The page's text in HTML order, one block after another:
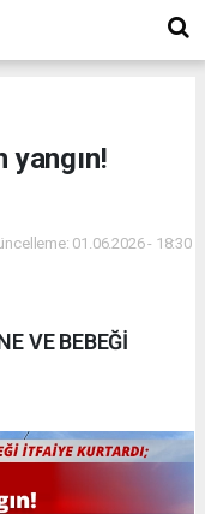
yangın!
01.06.2026 - 18:30
VE BEBEĞİ